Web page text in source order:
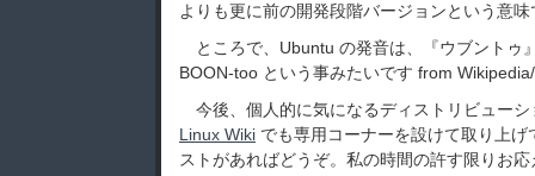
よりも更に前の開発段階バージョンという意味
ところで、Ubuntu の発音は、『ウブントゥ
BOON-too という事みたいです from
今後、個人的に気になるディストリビューシ
Linux Wiki でも専用コーナーを設けて取り上
ストがあればどうぞ。私の時間の許す限りお